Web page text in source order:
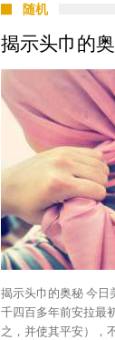
随机
揭示头巾的
揭示头巾的奥秘 今日
千四百多年前安拉最
之，并使其平安），